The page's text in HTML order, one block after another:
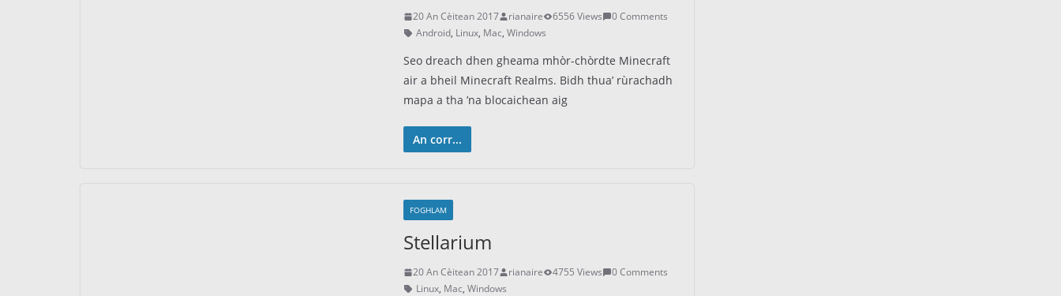
20 An Cèitean 2017 rianaire 6556 Views
0 Comments
Android, Linux, Mac, Windows
Seo dreach dhen gheama mhòr-chòrdte Minecraft
air a bheil Minecraft Realms. Bidh thua’ rùrachadh
mapa a tha ’na blocaichean aig
An corr...
FOGHLAM
Stellarium
20 An Cèitean 2017 rianaire 4755 Views
0 Comments
Linux, Mac, Windows